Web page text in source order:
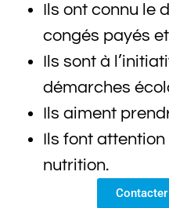
Ils ont connu le
congés payés
Ils sont à
démarches
Ils aiment
Ils font
nutrition.